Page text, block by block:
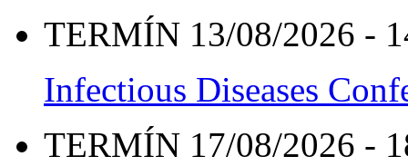
TERMÍN 13/08/2026 -
Infectious Diseases
TERMÍN 17/08/2026 -